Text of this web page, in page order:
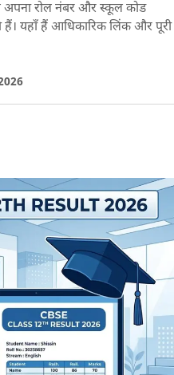
अपना रोल नंबर और स्कूल कोड
यहाँ हैं आधिकारिक लिंक और पूरी